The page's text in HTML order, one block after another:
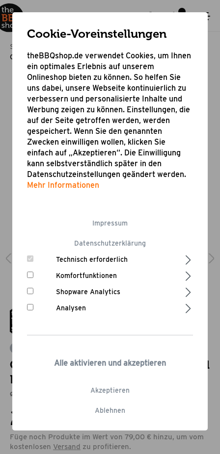
Startseite
Grill Schutzhülle für Kugelgrills und Kamados
Grill Schutzhülle für Kugelgrills und
Kamados
ø 60 x 85 cm
29,95 €*
Füge noch Produkte im Wert von 79,00 € hinzu, um vom
kostenlosen Versand zu profitieren.
Cookie-Voreinstellungen
theBBQshop.de verwendet Cookies, um Ihnen
ein optimales Erlebnis auf unserem
Onlineshop bieten zu können. So helfen Sie
uns dabei, unsere Webseite kontinuierlich zu
verbessern und personalisierte Inhalte und
Werbung zeigen zu können. Einstellungen, die
auf der Seite getroffen werden, werden
gespeichert. Wenn Sie den genannten
Zwecken einwilligen wollen, klicken Sie
einfach auf „Akzeptieren“. Die Einwilligung
kann selbstverständlich später in den
Datenschutzeinstellungen geändert werden.
Mehr Informationen
Datenschutzerklärung
Impressum
Technisch erforderlich
Komfortfunktionen
Shopware Analytics
Analysen
Ablehnen
Akzeptieren
Alle aktivieren und akzeptieren